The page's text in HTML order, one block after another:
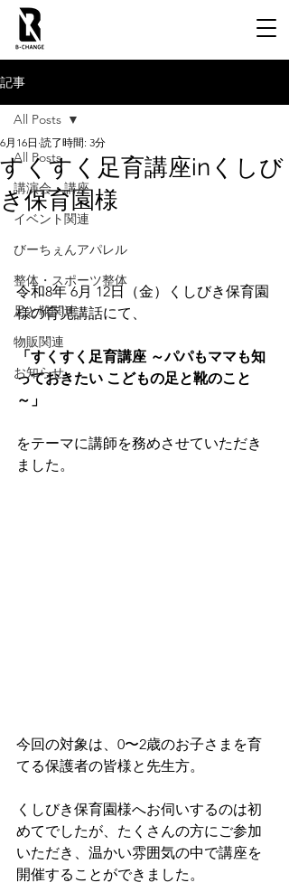
記事
All Posts
講演会・講座
イベント関連
びーちぇんアパレル
整体・スポーツ整体
足と靴関連
物販関連
お知らせ
All Posts
すくすく足育講座inくしび
き保育園様
6月16日 読了時間: 3分
令和8年 6月 12日（金）くしびき保育園
様の育児講話にて、
「すくすく足育講座 ～パパもママも知
っておきたい こどもの足と靴のこと
～」
をテーマに講師を務めさせていただき
ました。
今回の対象は、0〜2歳のお子さまを育
てる保護者の皆様と先生方。
くしびき保育園様へお伺いするのは初
めてでしたが、たくさんの方にご参加
いただき、温かい雰囲気の中で講座を
開催することができました。